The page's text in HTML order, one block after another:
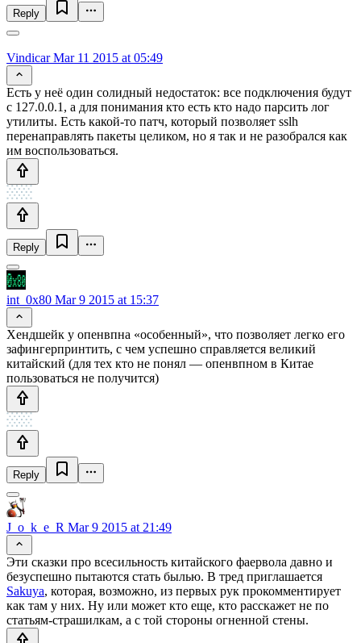
Reply
VindicarMar 11 2015 at 05:49
Есть у неё один солидный недостаток: все подключения будут
с 127.0.0.1, а для понимания кто есть кто надо парсить лог
утилиты. Есть какой-то патч, который позволяет sslh
перенаправлять пакеты целиком, но я так и не разобрался как
им воспользоваться.
Reply
int_0x80 Mar 9 2015 at 15:37
Хендшейк у опенвпна «особенный», что позволяет легко его
зафингерпринтить, с чем успешно справляется великий
китайский (для тех кто не понял — опенвпном в Китае
пользоваться не получится)
Reply
J_o_k_e_R Mar 9 2015 at 21:49
Эти сказки про всесильность китайского фаервола давно и
безуспешно пытаются стать былью. В тред приглашается
Sakuya, которая, возможно, из первых рук прокомментирует
как там у них. Ну или может кто еще, кто расскажет не по
статьям-страшилкам, а с той стороны огненной стены.